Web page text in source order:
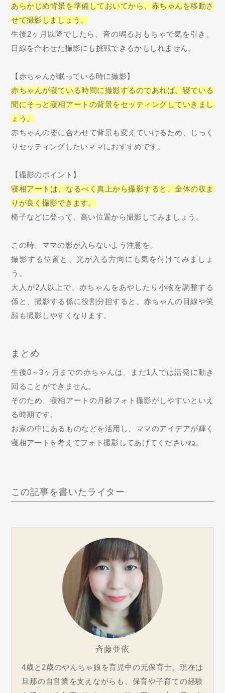
あらかじめ背景を準備しておいてから、赤ちゃんを移動さ
せて撮影しましょう。
生後2ヶ月以降でしたら、音の鳴るおもちゃで気を引き、
目線を合わせた撮影にも挑戦できるかもしれません。
【赤ちゃんが眠っている時に撮影】
赤ちゃんが寝ている時間に撮影するのであれば、寝ている
間にそっと寝相アートの背景をセッティングしていきまし
ょう。
赤ちゃんの姿に合わせて背景も変えていけるため、じっく
りセッティングしたいママにおすすめです。
【撮影のポイント】
寝相アートは、なるべく真上から撮影すると、全体の収ま
りが良く撮影できます。
椅子などに登って、高い位置から撮影してみましょう。
この時、ママの影が入らないよう注意を。
撮影する位置と、光が入る方向にも気を付けてみましょ
う。
大人が2人以上で、赤ちゃんをあやしたり小物を調整する
係と、撮影する係に役割分担すると、赤ちゃんの目線や笑
顔も撮影しやすくなります。
まとめ
生後0～3ヶ月までの赤ちゃんは、まだ1人では活発に動き
回ることができません。
そのため、寝相アートの月齢フォト撮影がしやすいといえ
る時期です。
お家の中にあるものなどを活用し、ママのアイデアが輝く
寝相アートを考えてフォト撮影してあげてくださいね。
この記事を書いたライター
斉藤亜依
4歳と2歳のやんちゃ娘を育児中の元保育士。現在は
旦那の自営業を支えながらも、保育や子育ての経験